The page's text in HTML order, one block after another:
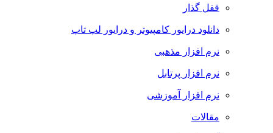
قفل گذار
دانلود درایور کامپیوتر و درایور لپ تاپ
نرم افزار مذهبی
نرم افزار پرتابل
نرم افزار آموزشی
مقالات